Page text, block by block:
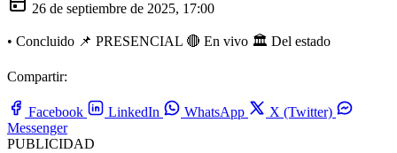
26 de septiembre de 2025, 17:00
• Concluido 📌 PRESENCIAL 🔴 En vivo 🏛️ Del estado
Compartir:
Facebook LinkedIn WhatsApp
X (Twitter)
Messenger
PUBLICIDAD